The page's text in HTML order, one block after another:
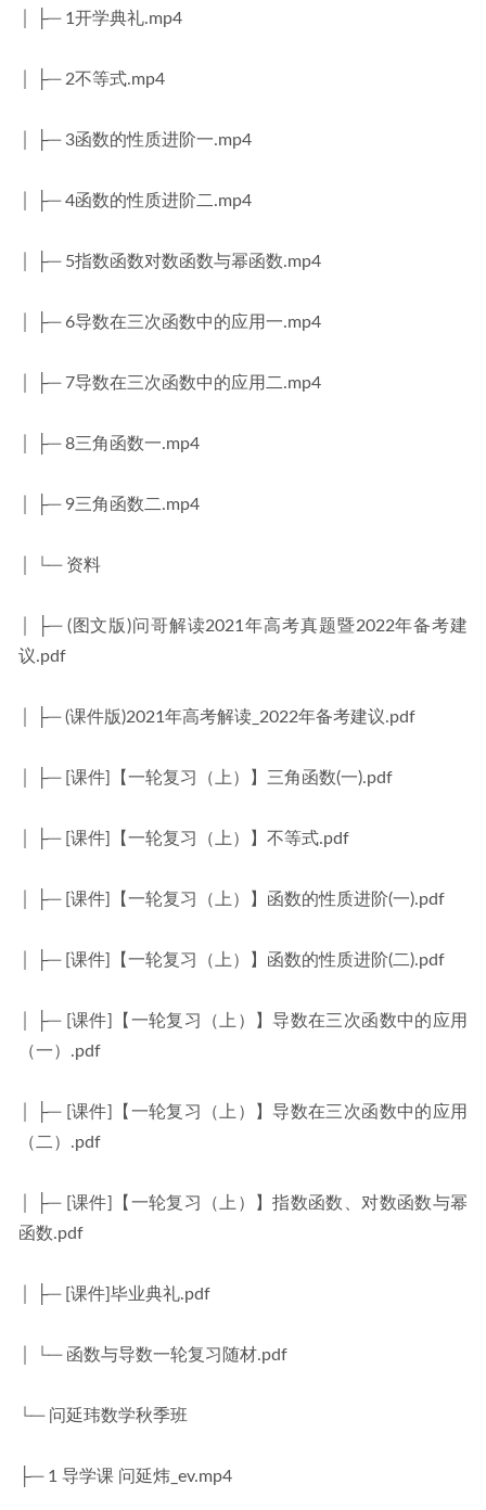
│ ├─ 1开学典礼.mp4
│ ├─ 2不等式.mp4
│ ├─ 3函数的性质进阶一.mp4
│ ├─ 4函数的性质进阶二.mp4
│ ├─ 5指数函数对数函数与幂函数.mp4
│ ├─ 6导数在三次函数中的应用一.mp4
│ ├─ 7导数在三次函数中的应用二.mp4
│ ├─ 8三角函数一.mp4
│ ├─ 9三角函数二.mp4
│ └─ 资料
│ ├─ (图文版)问哥解读2021年高考真题暨2022年备考建
议.pdf
│ ├─ (课件版)2021年高考解读_2022年备考建议.pdf
│ ├─ [课件]【一轮复习（上）】三角函数(一).pdf
│ ├─ [课件]【一轮复习（上）】不等式.pdf
│ ├─ [课件]【一轮复习（上）】函数的性质进阶(一).pdf
│ ├─ [课件]【一轮复习（上）】函数的性质进阶(二).pdf
│ ├─ [课件]【一轮复习（上）】导数在三次函数中的应用
（一）.pdf
│ ├─ [课件]【一轮复习（上）】导数在三次函数中的应用
（二）.pdf
│ ├─ [课件]【一轮复习（上）】指数函数、对数函数与幂
函数.pdf
│ ├─ [课件]毕业典礼.pdf
│ └─ 函数与导数一轮复习随材.pdf
└─ 问延玮数学秋季班
├─ 1 导学课 问延炜_ev.mp4